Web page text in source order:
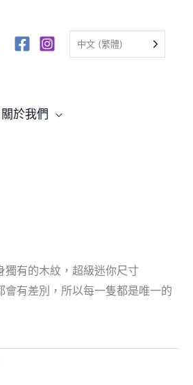
中文 (繁體)
關於我們
有的木紋，超級迷你尺寸
有差別，所以每一隻都是唯一的